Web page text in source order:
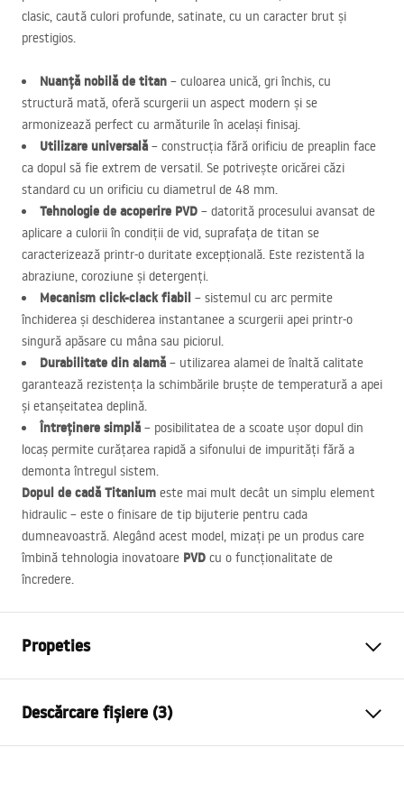
clasic, caută culori profunde, satinate, cu un caracter brut și
prestigios.
Nuanță nobilă de titan – culoarea unică, gri închis, cu
structură mată, oferă scurgerii un aspect modern și se
armonizează perfect cu armăturile în același finisaj.
Utilizare universală – construcția fără orificiu de preaplin face
ca dopul să fie extrem de versatil. Se potrivește oricărei căzi
standard cu un orificiu cu diametrul de 48 mm.
Tehnologie de acoperire PVD – datorită procesului avansat de
aplicare a culorii în condiții de vid, suprafața de titan se
caracterizează printr-o duritate excepțională. Este rezistentă la
abraziune, coroziune și detergenți.
Mecanism click-clack fiabil – sistemul cu arc permite
închiderea și deschiderea instantanee a scurgerii apei printr-o
singură apăsare cu mâna sau piciorul.
Durabilitate din alamă – utilizarea alamei de înaltă calitate
garantează rezistența la schimbările bruște de temperatură a apei
și etanșeitatea deplină.
Întreținere simplă – posibilitatea de a scoate ușor dopul din
locaș permite curățarea rapidă a sifonului de impurități fără a
demonta întregul sistem.
Dopul de cadă Titanium este mai mult decât un simplu element
hidraulic – este o finisare de tip bijuterie pentru cada
dumneavoastră. Alegând acest model, mizați pe un produs care
îmbină tehnologia inovatoare PVD cu o funcționalitate de
încredere.
Propeties
Material
alama
Descărcare fișiere (3)